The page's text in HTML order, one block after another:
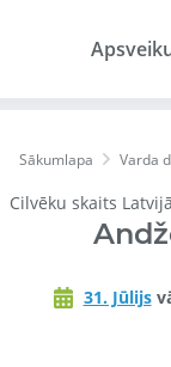
Sākumlapa Varda
Cilvēku skaits
31. Jūlijs